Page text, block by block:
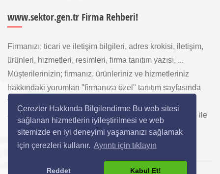
Çerezler Hakkında Bilgilendirme Bu web sitesi
sağlanan hizmetlerin iyileştirilmesi ve web
sitemizde en iyi deneyimi yaşamanızı sağlamak
için çerezleri kullanır. Ayrıntı için tıklayın
Reddet Kabul Et!
www.sektor.gen.tr Firma Rehberi!
Firmanızı; ticari ve iletişim bilgileri, adres krokisi, iletişim,
ürünleri, hizmetleri, resimleri, firma tanıtım yazısı, ...
Müşterilerinizin; firmanız, ürünleriniz ve hizmetleriniz
hakkındaki yorumları "firmanıza özel" tanıtım sayfasında
toplanarak ürünlerinizi, hizmetlerinizi, internette "sizi
arayan" yeni müşterilerinize www.sektor.gen.tr aracılığı ile
ücretsiz gösterilir.